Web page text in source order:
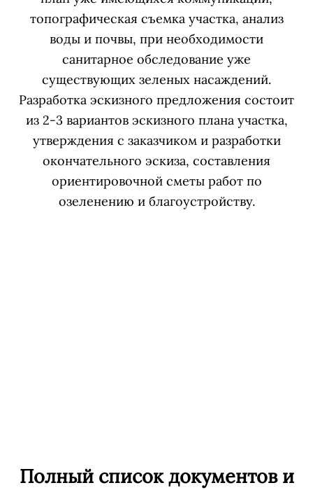
топографическая съемка участка, анализ
воды и почвы, при необходимости
санитарное обследование уже
существующих зеленых насаждений.
Разработка эскизного предложения состоит
из 2-3 вариантов эскизного плана участка,
утверждения с заказчиком и разработки
окончательного эскиза, составления
ориентировочной сметы работ по
озеленению и благоустройству.
Полный список документов и